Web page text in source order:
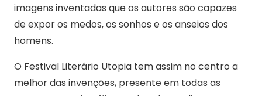
imagens inventadas que os autores são capazes
de expor os medos, os sonhos e os anseios dos
homens.
O Festival Literário Utopia tem assim no centro a
melhor das invenções, presente em todas as